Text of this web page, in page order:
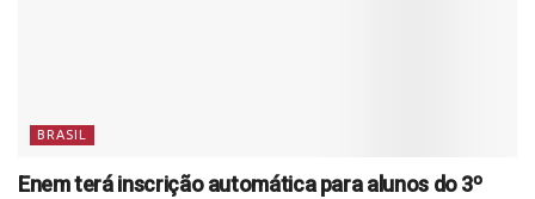
BRASIL
Enem terá inscrição automática para alunos do 3º